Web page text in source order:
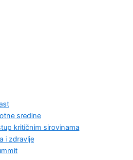
sredine
kritičnim sirovinama
i zdravlje